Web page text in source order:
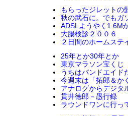
もらったジレットの
秋の武石に。でもガ
ADSLようやく1.6M
大腸検診２００６
２日間のホームステ
25年とか30年とか
東京マラソン宝くじ
うちはバンドエイド
今週末は「拓郎＆か
アナログからデジタ
貫井徳郎－愚行録
ラウンドワンに行っ